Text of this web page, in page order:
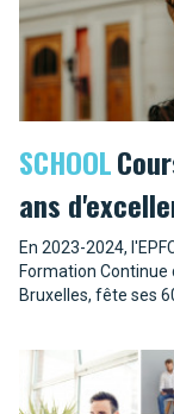
SCHOOL
ans
En 2023-2024,
Formation Continue
Bruxelles, fête ses